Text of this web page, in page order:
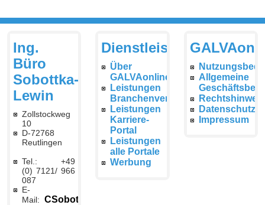
Ing.
Büro
Sobottka-
Lewin
Zollstockweg
10
D-72768
Reutlingen
Tel.: +49
(0) 7121/ 966
087
E-
Mail: CSobottka@galvaonline.de
Dienstleistungen
Über
GALVAonline
Leistungen
Branchenverzeichnis
Leistungen
Karriere-
Portal
Leistungen
alle Portale
Werbung
Allgemeine
Impressum